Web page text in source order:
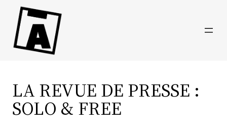
Direkt
Inhalt
wechseln
LA REVUE DE PRESSE :
SOLO & FREE